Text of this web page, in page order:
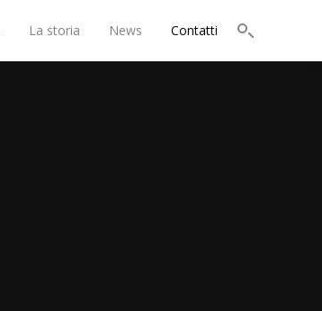
La storia News Contatti